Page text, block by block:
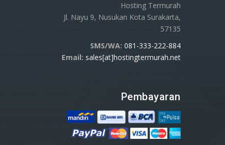
Hosting Termurah
Jl. Nayu 9, Nusukan Kota Surakarta,
57135
SMS/WA: 081-333-222-884
Email: sales[at]hostingtermurah.net
Pembayaran